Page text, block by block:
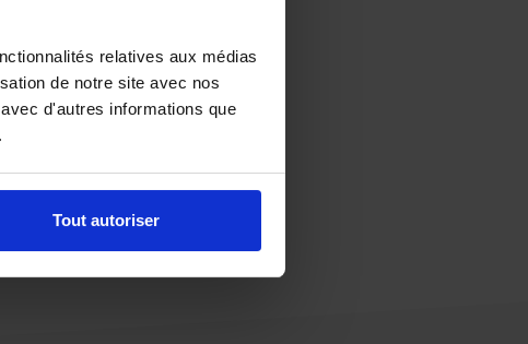
relatives aux médias
de notre site avec nos
d'autres informations que
Tout autoriser